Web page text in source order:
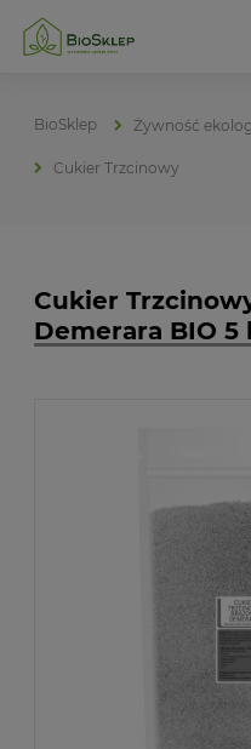
Żywność
Cukier Trzcinowy
Cukier
Demerara BIO 5